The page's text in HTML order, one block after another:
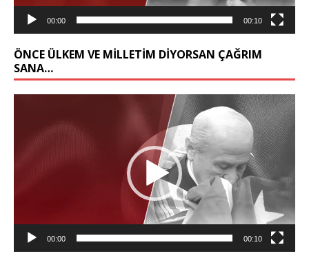
00:00 00:10
ÖNCE ÜLKEM VE MILLETIM DIYORSAN ÇAĞRIM
SANA…
00:00 00:10